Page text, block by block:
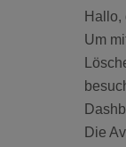
Hallo,
Um
Die